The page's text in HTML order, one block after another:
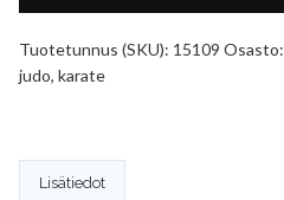
Tuotetunnus (SKU): 15109 Osasto:
judo, karate
Lisätiedot